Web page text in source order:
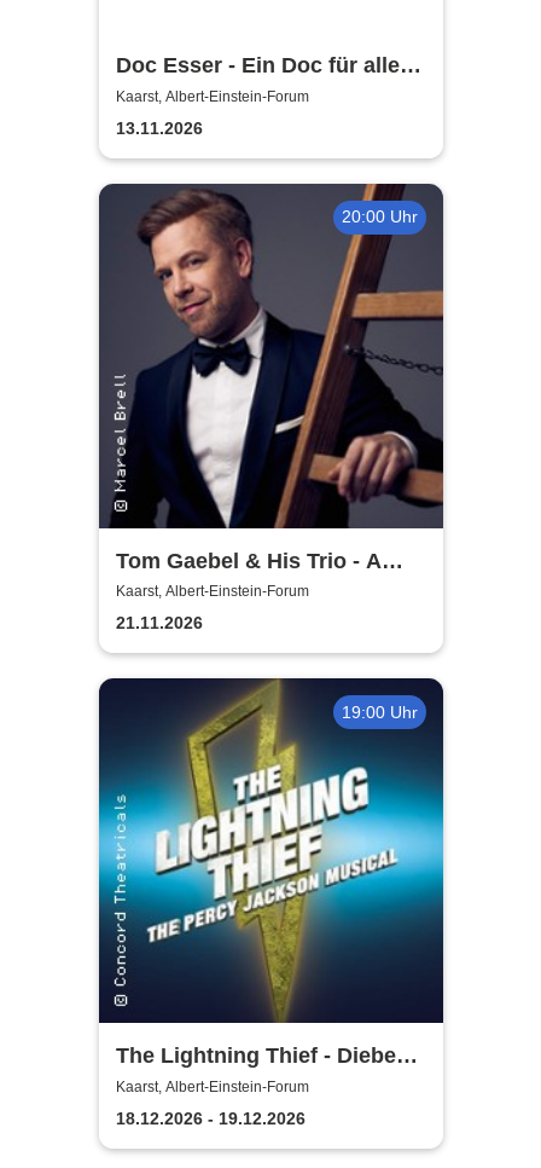
Doc Esser - Ein Doc für alle
Fälle
Kaarst, Albert-Einstein-Forum
13.11.2026
20:00 Uhr
Tom Gaebel & His Trio - A
Swinging Affair
Kaarst, Albert-Einstein-Forum
21.11.2026
19:00 Uhr
The Lightning Thief - Diebe
im Olymp ein Percy Jackson
Musical
Kaarst, Albert-Einstein-Forum
18.12.2026 - 19.12.2026